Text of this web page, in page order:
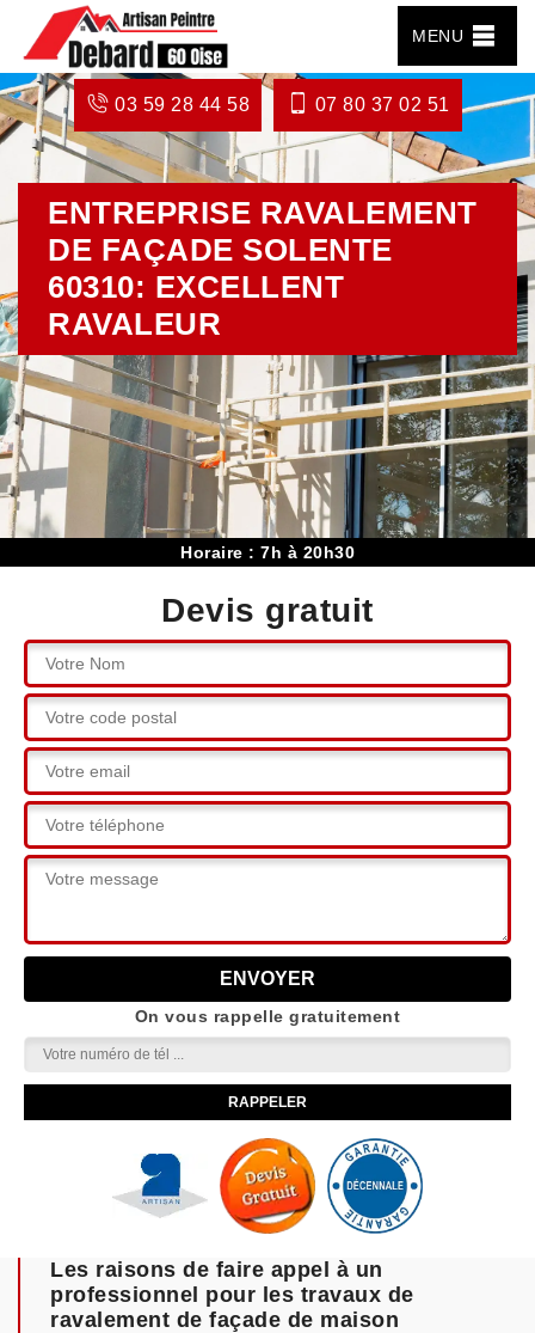
MENU
03 59 28 44 58 07 80 37 02 51
ENTREPRISE RAVALEMENT
DE FAÇADE SOLENTE
60310: EXCELLENT
RAVALEUR
Horaire : 7h à 20h30
Devis gratuit
On vous rappelle gratuitement
Les raisons de faire appel à un
professionnel pour les travaux de
ravalement de façade de maison